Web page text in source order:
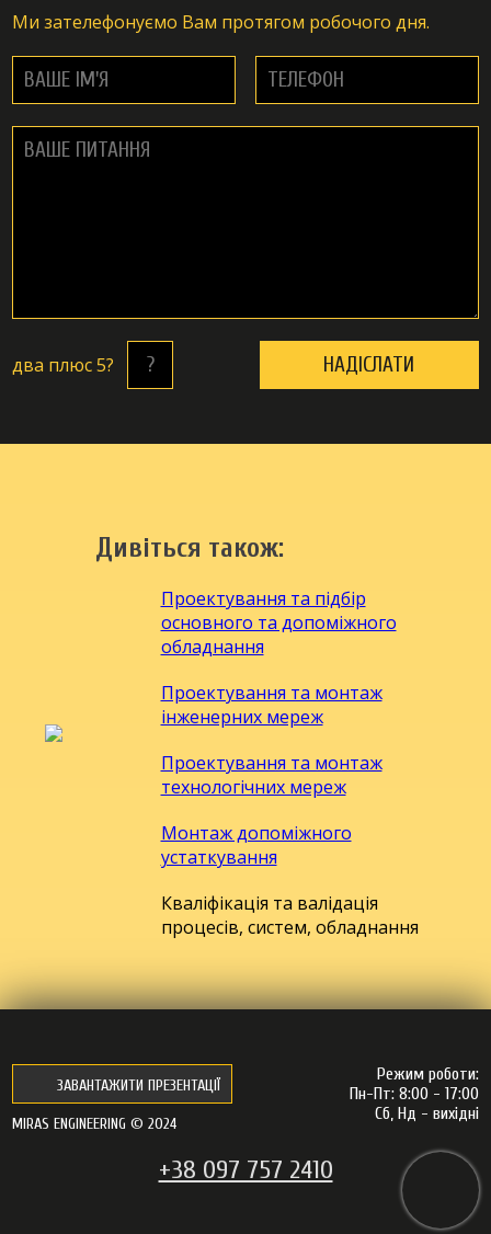
Ми зателефонуємо Вам протягом робочого дня.
двa плюc 5?
Дивіться також:
Проектування та підбір
основного та допоміжного
обладнання
Проектування та монтаж
інженерних мереж
Проектування та монтаж
технологічних мереж
Монтаж допоміжного
устаткування
Кваліфікація та валідація
процесів, систем, обладнання
ЗАВАНТАЖИТИ ПРЕЗЕНТАЦІЇ
MIRAS ENGINEERING © 2024
Режим роботи:
Пн-Пт: 8:00 - 17:00
Сб, Нд - вихідні
+38 097 757 2410